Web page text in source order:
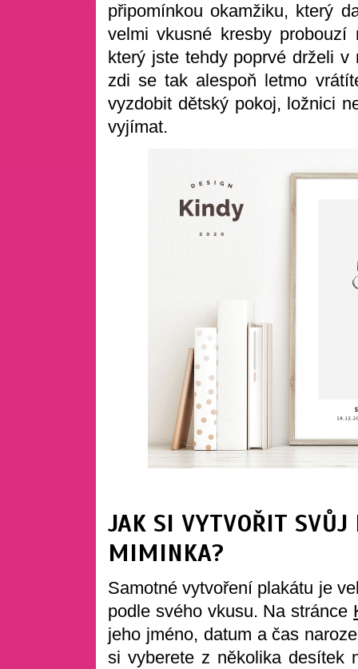
připomínkou okamžiku, který
velmi vkusné kresby
který jste tehdy poprvé drželi
zdi se tak alespoň letmo
vyzdobit dětský pokoj, ložnici
vyjímat.
JAK SI VYTVOŘIT
MIMINKA?
Samotné vytvoření plakátu je
podle svého vkusu. Na stránce
jeho jméno, datum a čas
si vyberete z několika desítek